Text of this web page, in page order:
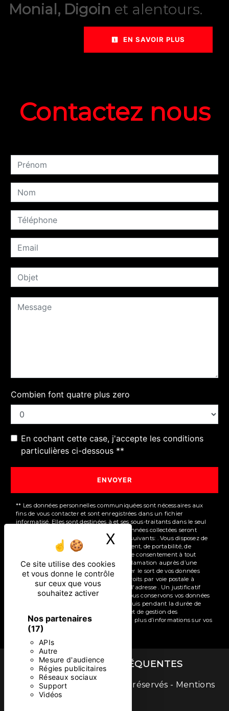
Ce site utilise des cookies
et vous donne le contrôle
sur ceux que vous
souhaitez activer
Nos partenaires
(17)
APIs
Autre
Mesure d'audience
Régies publicitaires
Réseaux sociaux
Support
Vidéos
X Masquer le
Monial, Digoin et alentours.
EN SAVOIR PLUS
Contactez nous
Combien font quatre plus zero
En cochant cette case, j'accepte les conditions
particulières ci-dessous **
ENVOYER
** Les données personnelles communiquées sont nécessaires aux
fins de vous contacter et sont enregistrées dans un fichier
informatisé. Elles sont destinées à et ses sous-traitants dans le seul
but de répondre à votre message. Les données collectées seront
communiquées aux seuls destinataires suivants: . Vous disposez de
droits d’accès, de rectification, d’effacement, de portabilité, de
limitation, d’opposition, de retrait de votre consentement à tout
moment et du droit d’introduire une réclamation auprès d’une
autorité de contrôle, ainsi que d’organiser le sort de vos données
post-mortem. Vous pouvez exercer ces droits par voie postale à
l'adresse ou par courrier électronique à l'adresse . Un justificatif
d'identité pourra vous être demandé. Nous conservons vos données
pendant la période de prise de contact puis pendant la durée de
prescription légale aux fins probatoires et de gestion des
contentieux. Consultez le site cnil.fr pour plus d’informations sur vos
droits.
RECHERCHES FRÉQUENTES
Vistalid- 2026 - Tous droits réservés - Mentions
légales